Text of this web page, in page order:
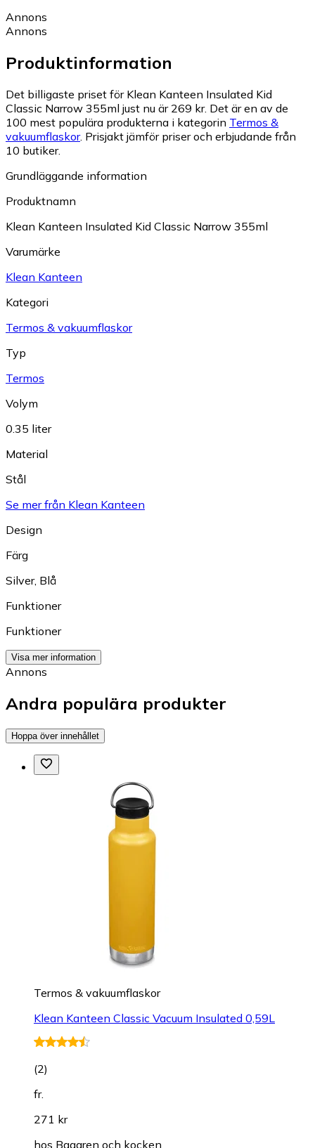
Annons
Annons
Produktinformation
Det billigaste priset för Klean Kanteen Insulated Kid
Classic Narrow 355ml just nu är 269 kr. Det är en av de
100 mest populära produkterna i kategorin Termos &
vakuumflaskor. Prisjakt jämför priser och erbjudande från
10 butiker.
Grundläggande information
Produktnamn
Klean Kanteen Insulated Kid Classic Narrow 355ml
Varumärke
Klean Kanteen
Kategori
Termos & vakuumflaskor
Typ
Termos
Volym
0.35 liter
Material
Stål
Se mer från Klean Kanteen
Design
Färg
Silver, Blå
Funktioner
Funktioner
Visa mer information
Annons
Andra populära produkter
Hoppa över innehållet
Termos & vakuumflaskor
Klean Kanteen Classic Vacuum Insulated 0,59L
(2)
fr.
271 kr
hos Bagaren och kocken